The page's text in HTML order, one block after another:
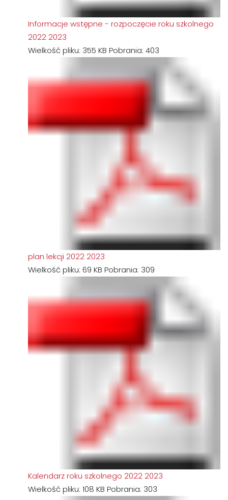
Informacje wstępne - rozpoczęcie roku szkolnego
2022 2023
Wielkość pliku: 355 KB Pobrania: 403
plan lekcji 2022 2023
Wielkość pliku: 69 KB Pobrania: 309
Kalendarz roku szkolnego 2022 2023
Wielkość pliku: 108 KB Pobrania: 303